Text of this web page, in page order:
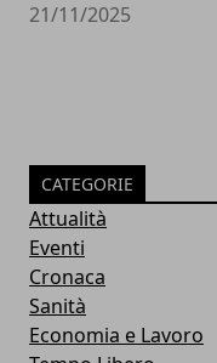
21/11/2025
CATEGORIE
Attualità
Eventi
Cronaca
Sanità
Economia e Lavoro